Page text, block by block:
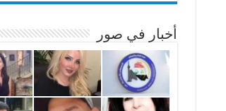
أخبار في صور